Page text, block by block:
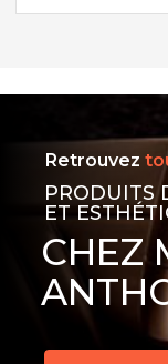
Retrouvez
PRODUITS
ET
CHEZ